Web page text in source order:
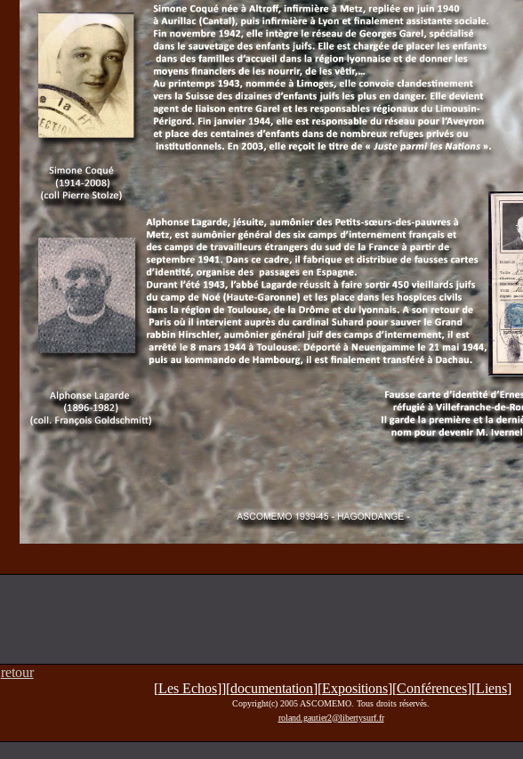
retour
[Les Echos]][documentation][Expositions][Conférences][Liens]
Copyright(c) 2005 ASCOMEMO. Tous droits réservés.
roland.gautier2@libertysurf.fr